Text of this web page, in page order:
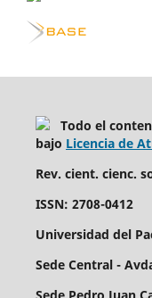
Todo el
bajo Licencia de
Rev. cient. cienc.
ISSN: 2708-0412
Universidad del
Sede Central -